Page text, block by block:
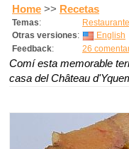
Home >> Recetas
Temas:
Otras versiones:
English
Feedback: 26
Comí esta memorable
casa del Château